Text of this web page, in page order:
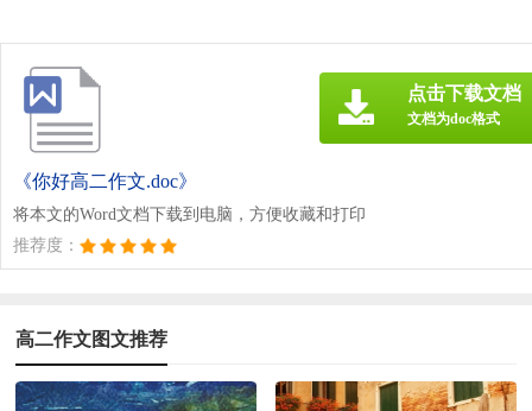
《你好高二作文.doc》
将本文的Word文档下载到电脑，方便收藏和打印
推荐度：
点击下载文档
文档为doc格式
高二作文图文推荐